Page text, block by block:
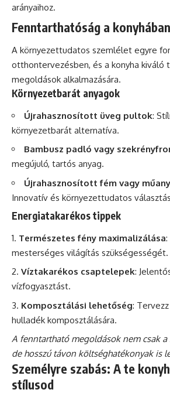
arányaihoz.
Fenntarthatóság a konyhában
A környezettudatos szemlélet egyre
otthontervezésben, és a konyha kiváló
megoldások alkalmazására.
Környezetbarát anyagok
Újrahasznosított üveg pultok:
környezetbarát alternatíva.
Bambusz padló vagy
megújuló, tartós anyag.
Újrahasznosított fém vagy
Innovatív és környezettudatos
Energiatakarékos tippek
Természetes fény maximalizálása:
mesterséges világítás szükségességét.
Víztakarékos csaptelepek:
vízfogyasztást.
Komposztálási lehetőség:
hulladék komposztálására.
A fenntartható megoldások nem csak
de hosszú távon költséghatékonyak is
Személyre szabás: A te
stílusod